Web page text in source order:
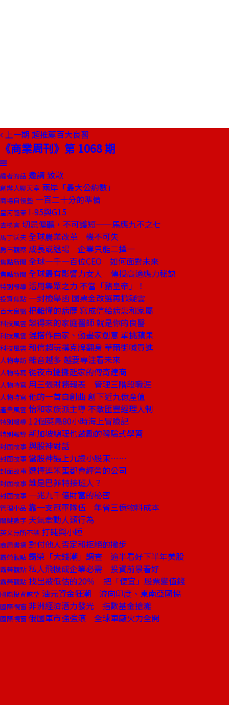
上一期 超推薦百大良醫
《商業周刊》第 1068 期
編者的話 邀請 致歉
創辦人聊天室 兩岸「最大公約數」
商場自慢塾 一百二十分的準備
星河隨筆 I-95與G15
去梯言 切忌偏聽，不可護短——馬應九不之七
馬丁沃夫 全球農業改革 機不可失
房市觀察 成長或退場 企業只能二擇一
焦點新聞 全球一千一百位CEO 如何面對未來
焦點新聞 全球最有影響力女人 傳授高適應力秘訣
特別報導 活用集眾之力 不當「豬皇帝」！
投資焦點 一封檢舉函 國票金改選再掀疑雲
百大良醫 把難懂的病歷 寫成信給病患和家屬
科技風雲 談得來的家庭醫師 就是你的良醫
科技風雲 混搭作曲家、動畫家創意 單挑蘋果
科技風雲 和信超玩撲克牌翻身 華爾街喊買進
人物專訪 雜音越多 越要專注看未來
人物特寫 從夜市擺攤起家的傳奇建商
人物特寫 用三張財務報表 管理三階段職涯
人物特寫 他的一首自創曲 創下近九億產值
產業風雲 怡和家族派主導 不敵匯豐經理人制
特別報導 12個菜鳥80小時海上冒險記
特別報導 新加坡總理也鼓勵的體驗式學習
封面故事 與股神對話
封面故事 當股神遇上九歲小股東……
封面故事 選擇連笨蛋都會經營的公司
封面故事 誰是巴菲特接班人？
封面故事 一兆九千億財富的秘密
管理小品 靠一支冠軍隊伍 年省三億物料成本
關鍵數字 天氣牽動人類行為
英文無所不談 打盹與小睡
商周書摘 對付他人否定和拒絕的撇步
霸榮觀點 霸榮「大錢潮」調查 逾半看好下半年美股
霸榮觀點 私人飛機成企業必需 投資前景看好
霸榮觀點 找出被低估的20％ 把「便宜」股票變值錢
國際投資瞭望 油元資金狂潮 流向印度、東南亞國協
國際視窗 非洲經濟潛力發光 指數基金搶灘
國際視窗 俄國車市強強滾 全球車廠火力全開